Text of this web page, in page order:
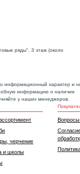
ряды", 3 этаж (около
информационный характер и
информацию о наличии
у наших менеджеров.
черчение
и школы